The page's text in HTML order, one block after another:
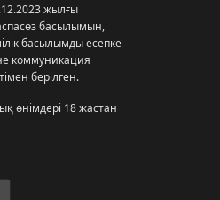
жылғы
басылымын,
басылымды есепке
коммуникация
берілген.
өнімдері 18 жастан